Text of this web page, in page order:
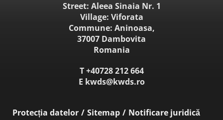
Street: Aleea Sinaia Nr. 1
Village: Viforata
Commune: Aninoasa,
37007 Dambovita
Romania
T+40728 212 664
E kwds@kwds.ro
Protecția datelor Sitemap
Notificare juridică